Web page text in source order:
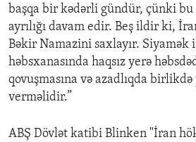
başqa bir kədərli gündür, çünki
ayrılığı davam edir. Beş ildir ki,
Bəkir Namazini saxlayır. Siyamək
həbsxanasında haqsız yerə
qovuşmasına və azadlıqda
verməlidir.”
ABŞ Dövlət katibi Blinken "İran